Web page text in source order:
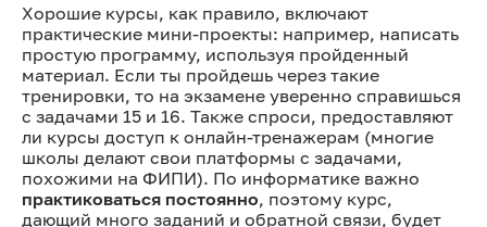
Хорошие курсы, как правило, включают
практические мини-проекты: например, написать
простую программу, используя пройденный
материал. Если ты пройдешь через такие
тренировки, то на экзамене уверенно справишься
с задачами 15 и 16. Также спроси, предоставляют
ли курсы доступ к онлайн-тренажерам (многие
школы делают свои платформы с задачами,
похожими на ФИПИ). По информатике важно
практиковаться постоянно, поэтому курс,
дающий много заданий и обратной связи, будет